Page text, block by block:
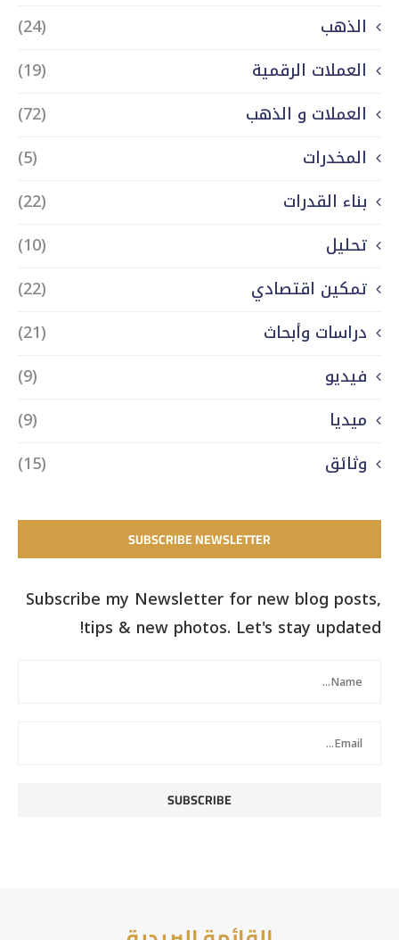
الذهب
(24)
العملات الرقمية
(19)
العملات و الذهب
(72)
المخدرات
(5)
بناء القدرات
(22)
تحليل
(10)
تمكين اقتصادي
(22)
دراسات وأبحاث
(21)
فيديو
(9)
ميديا
(9)
وثائق
(15)
SUBSCRIBE NEWSLETTER
Subscribe my Newsletter for new blog posts,
tips & new photos. Let's stay updated!